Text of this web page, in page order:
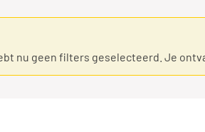
nu geen filters geselecteerd. Je